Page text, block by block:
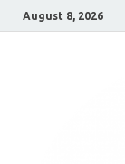
August 8, 2026